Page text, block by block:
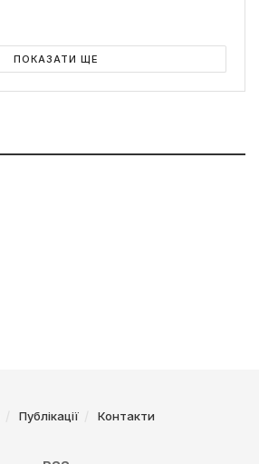
ПОКАЗАТИ ЩЕ
Публікації Контакти